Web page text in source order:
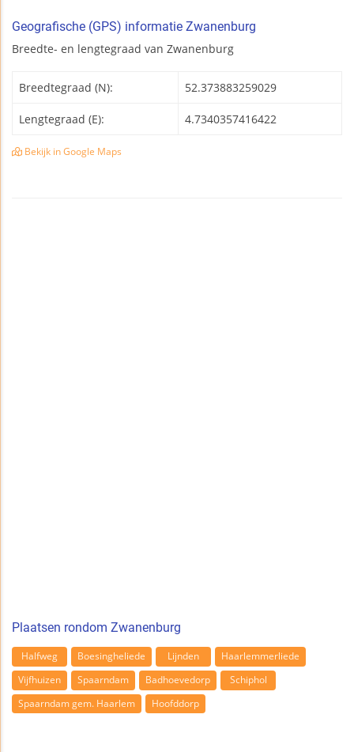
Geografische (GPS) informatie Zwanenburg
Breedte- en lengtegraad van Zwanenburg
Breedtegraad (N): 52.373883259029
Lengtegraad (E): 4.7340357416422
Bekijk in Google Maps
Plaatsen rondom Zwanenburg
Halfweg Boesingheliede Lijnden
Haarlemmerliede
Vijfhuizen
Spaarndam Badhoevedorp
Schiphol
Spaarndam gem. Haarlem
Hoofddorp